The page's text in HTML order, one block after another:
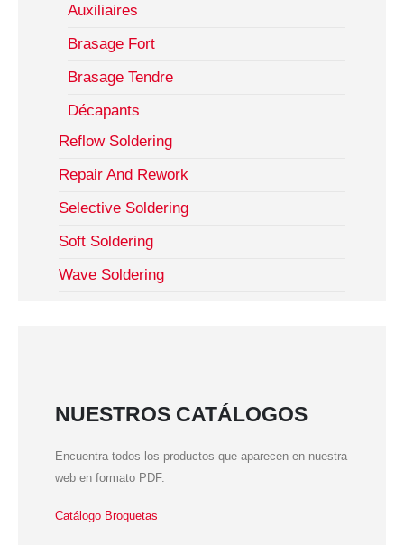
Auxiliaires
Brasage Fort
Brasage Tendre
Décapants
Reflow Soldering
Repair And Rework
Selective Soldering
Soft Soldering
Wave Soldering
NUESTROS CATÁLOGOS
Encuentra todos los productos que aparecen en nuestra
web en formato PDF.
Catálogo Broquetas